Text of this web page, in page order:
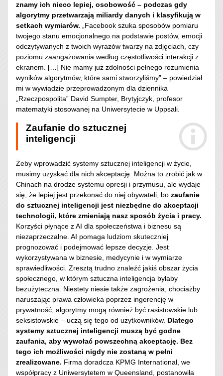
znamy ich nieco lepiej, osobowość – podczas gdy
algorytmy przetwarzają miliardy danych i klasyfikują w
setkach wymiarów. „Facebook szuka sposobów pomiaru
twojego stanu emocjonalnego na podstawie postów, emocji
odczytywanych z twoich wyrazów twarzy na zdjęciach, czy
poziomu zaangażowania według częstotliwości interakcji z
ekranem. […] Nie mamy już zdolności pełnego rozumienia
wyników algorytmów, które sami stworzyliśmy” – powiedział
mi w wywiadzie przeprowadzonym dla dziennika
„Rzeczpospolita” David Sumpter, Brytyjczyk, profesor
matematyki stosowanej na Uniwersytecie w Uppsali.
Zaufanie do sztucznej
inteligencji
Żeby wprowadzić systemy sztucznej inteligencji w życie,
musimy uzyskać dla nich akceptację. Można to zrobić jak w
Chinach na drodze systemu opresji i przymusu, ale wydaje
się, że lepiej jest przekonać do niej obywateli, bo zaufanie
do sztucznej inteligencji jest niezbędne do akceptacji
technologii, które zmieniają nasz sposób życia i pracy.
Korzyści płynące z AI dla społeczeństwa i biznesu są
niezaprzeczalne. AI pomaga ludziom skuteczniej
prognozować i podejmować lepsze decyzje. Jest
wykorzystywana w biznesie, medycynie i w wymiarze
sprawiedliwości. Zresztą trudno znaleźć jakiś obszar życia
społecznego, w którym sztuczna inteligencja byłaby
bezużyteczna. Niestety niesie także zagrożenia, chociażby
naruszając prawa człowieka poprzez ingerencję w
prywatność, algorytmy mogą również być rasistowskie lub
seksistowskie – uczą się tego od użytkowników. Dlatego
systemy sztucznej inteligencji muszą być godne
zaufania, aby wywołać powszechną akceptację. Bez
tego ich możliwości nigdy nie zostaną w pełni
zrealizowane. Firma doradcza KPMG International, we
współpracy z Uniwersytetem w Queensland, postanowiła